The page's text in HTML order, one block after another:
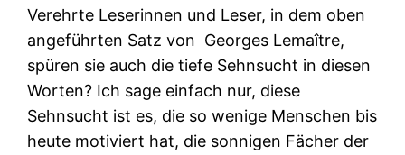
Verehrte Leserinnen und Leser, in dem oben
angeführten Satz von Georges Lemaître,
spüren sie auch die tiefe Sehnsucht in diesen
Worten? Ich sage einfach nur, diese
Sehnsucht ist es, die so wenige Menschen bis
heute motiviert hat, die sonnigen Fächer der